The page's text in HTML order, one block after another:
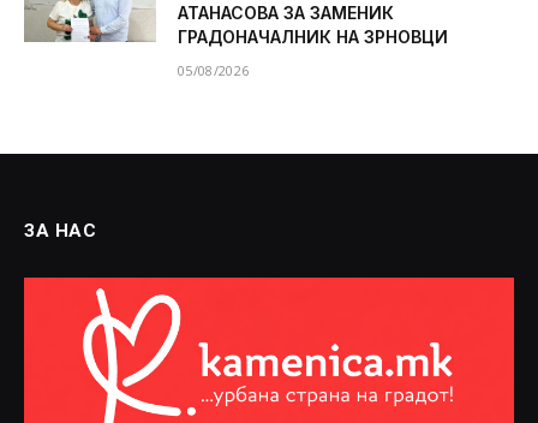
АТАНАСОВА ЗА ЗАМЕНИК
ГРАДОНАЧАЛНИК НА ЗРНОВЦИ
05/08/2026
ЗА НАС